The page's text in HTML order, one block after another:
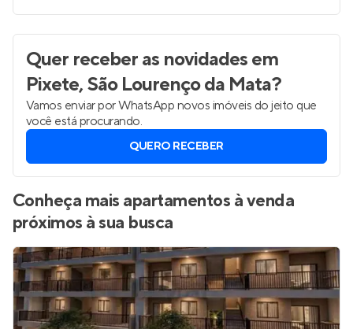
Quer receber as novidadesem
Pixete, São Lourenço da Mata?
Vamos enviar por WhatsApp novos imóveis do jeito que
você está procurando.
QUERO RECEBER
Conheça mais apartamentos à venda
próximos à sua busca